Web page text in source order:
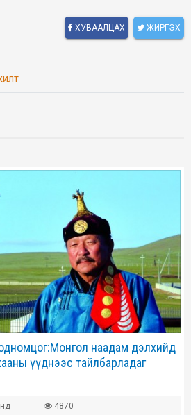
ХУВААЛЦАХ ЖИРГЭХ
наадам дэлхийд
үүднээс тайлбарладаг
4870